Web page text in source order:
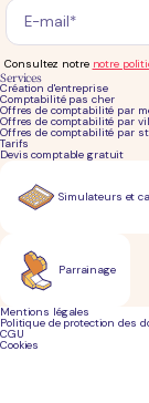
Services
Création d'entreprise
Comptabilité pas cher
Offres de comptabilité par
Offres de comptabilité par
Offres de comptabilité par
Tarifs
Devis comptable gratuit
Consultez notre notre
Simulateurs et
Parrainage
Mentions légales
Politique de protection des
CGU
Cookies